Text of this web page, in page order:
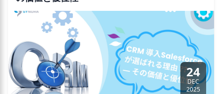
24
DEC
2025